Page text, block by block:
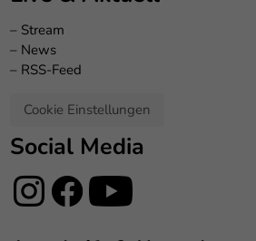
– Stream
– News
– RSS-Feed
Cookie Einstellungen
Social Media